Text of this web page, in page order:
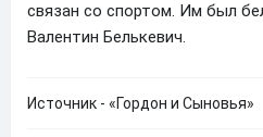
связан со спортом. Им был
Валентин Белькевич.
Источник - «Гордон и Сыновья»